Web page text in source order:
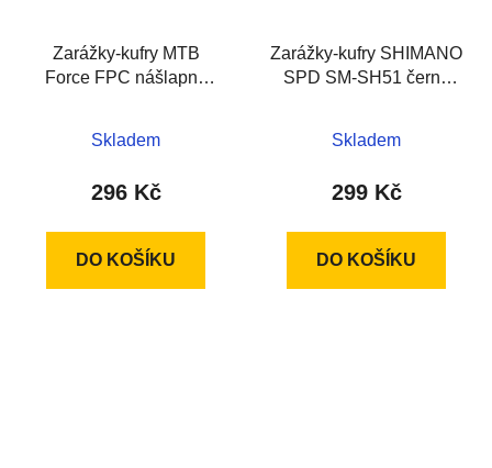
Zarážky-kufry MTB
Force FPC nášlapný
Skladem
296 Kč
DO KOŠÍKU
Zarážky-kufry SHIMANO
SPD SM-SH51 černé
Skladem
299 Kč
DO KOŠÍKU